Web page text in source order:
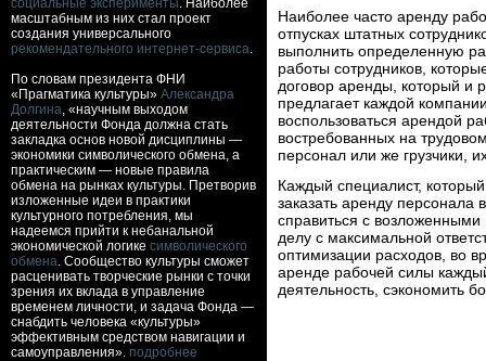
социальные эксперименты. Наиболее
масштабным из них стал проект
создания универсального
рекомендательного интернет-сервиса.
По словам президента ФНИ
«Прагматика культуры» Александра
Долгина, «научным выходом
деятельности Фонда должна стать
закладка основ новой дисциплины —
экономики символического обмена, а
практическим — новые правила
обмена на рынках культуры. Претворив
изложенные идеи в практики
культурного потребления, мы
надеемся прийти к небанальной
экономической логике символического
обмена. Сообщество культуры сможет
расценивать творческие рынки с точки
зрения их вклада в управление
временем личности, и задача Фонда —
снабдить человека «культуры»
эффективным средством навигации и
самоуправления». подробнее
Наиболее часто аренду
отпусках штатных
выполнить определенную
работы сотрудников,
договор аренды, который и
предлагает каждой
воспользоваться арендой
востребованных на
персонал или же грузчики,
Каждый специалист,
заказать аренду
справиться с возложенными
делу с максимальной
оптимизации расходов, во
аренде рабочей силы
деятельность, сэкономить